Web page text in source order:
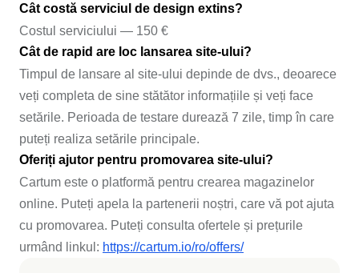
Cât costă serviciul de design extins?
Costul serviciului — 150 €
Cât de rapid are loc lansarea site-ului?
Timpul de lansare al site-ului depinde de dvs., deoarece
veți completa de sine stătător informațiile și veți face
setările. Perioada de testare durează 7 zile, timp în care
puteți realiza setările principale.
Oferiți ajutor pentru promovarea site-ului?
Cartum este o platformă pentru crearea magazinelor
online. Puteți apela la partenerii noștri, care vă pot ajuta
cu promovarea. Puteți consulta ofertele și prețurile
urmând linkul: https://cartum.io/ro/offers/